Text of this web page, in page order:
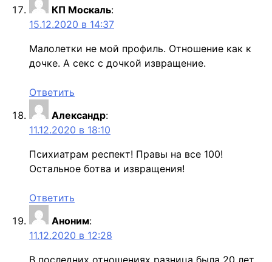
КП Москаль:
15.12.2020 в 14:37
Малолетки не мой профиль. Отношение как к
дочке. А секс с дочкой извращение.
Ответить
Александр:
11.12.2020 в 18:10
Психиатрам респект! Правы на все 100!
Остальное ботва и извращения!
Ответить
Аноним:
11.12.2020 в 12:28
В последних отношениях разница была 20 лет,